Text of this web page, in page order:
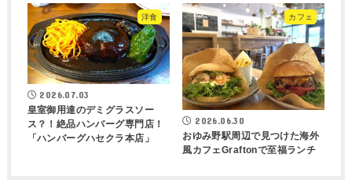
洋食
2026.07.03
皇室御用達のデミグラスソー
ス？！絶品ハンバーグ専門店！
「ハンバーグハセクラ本店」
カフェ
2026.06.30
おゆみ野駅周辺で見つけた海外
風カフェGraftonで至福ランチ